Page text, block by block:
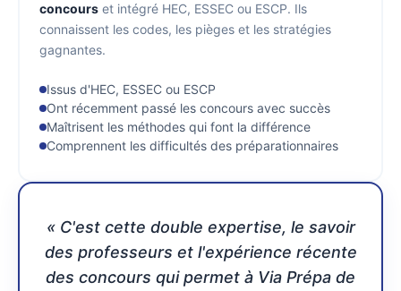
concourset intégré HEC, ESSEC ou ESCP. Ils
connaissent les codes, les pièges et les stratégies
gagnantes.
Issus d'HEC, ESSEC ou ESCP
Ont récemment passé les concours avec succès
Maîtrisent les méthodes qui font la différence
Comprennent les difficultés des préparationnaires
« C'est cette double expertise, le savoir
des professeurs et l'expérience récente
des concours qui permet à Via Prépa de